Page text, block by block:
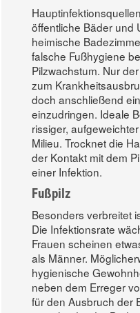
öffentliche Bäder und
heimische
falsche Fußhygiene
Pilzwachstum. Nur
zum
doch anschließend
einzudringen. Ideale
rissiger,
Milieu. Trocknet die
der Kontakt mit dem
einer Infektion.
Fußpilz
Besonders verbreitet
Die Infektionsrate
Frauen scheinen
als Männer.
hygienische
neben dem Erreger
für den Ausbruch der